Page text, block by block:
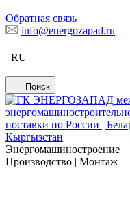
Обратная связь
info@energozapad.ru
RU
Поиск
Энергомашиностроение
Производство | Монтаж